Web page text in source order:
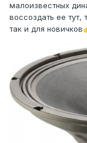
малоизвестных
воссоздать ее тут,
так и для новичков